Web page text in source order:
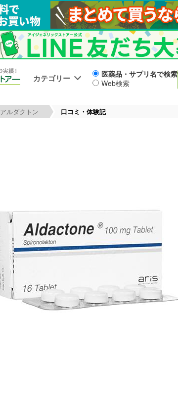
カテゴリー
医薬品・サプリ名で検索
Web検索
アルダクトン 口コミ・体験記